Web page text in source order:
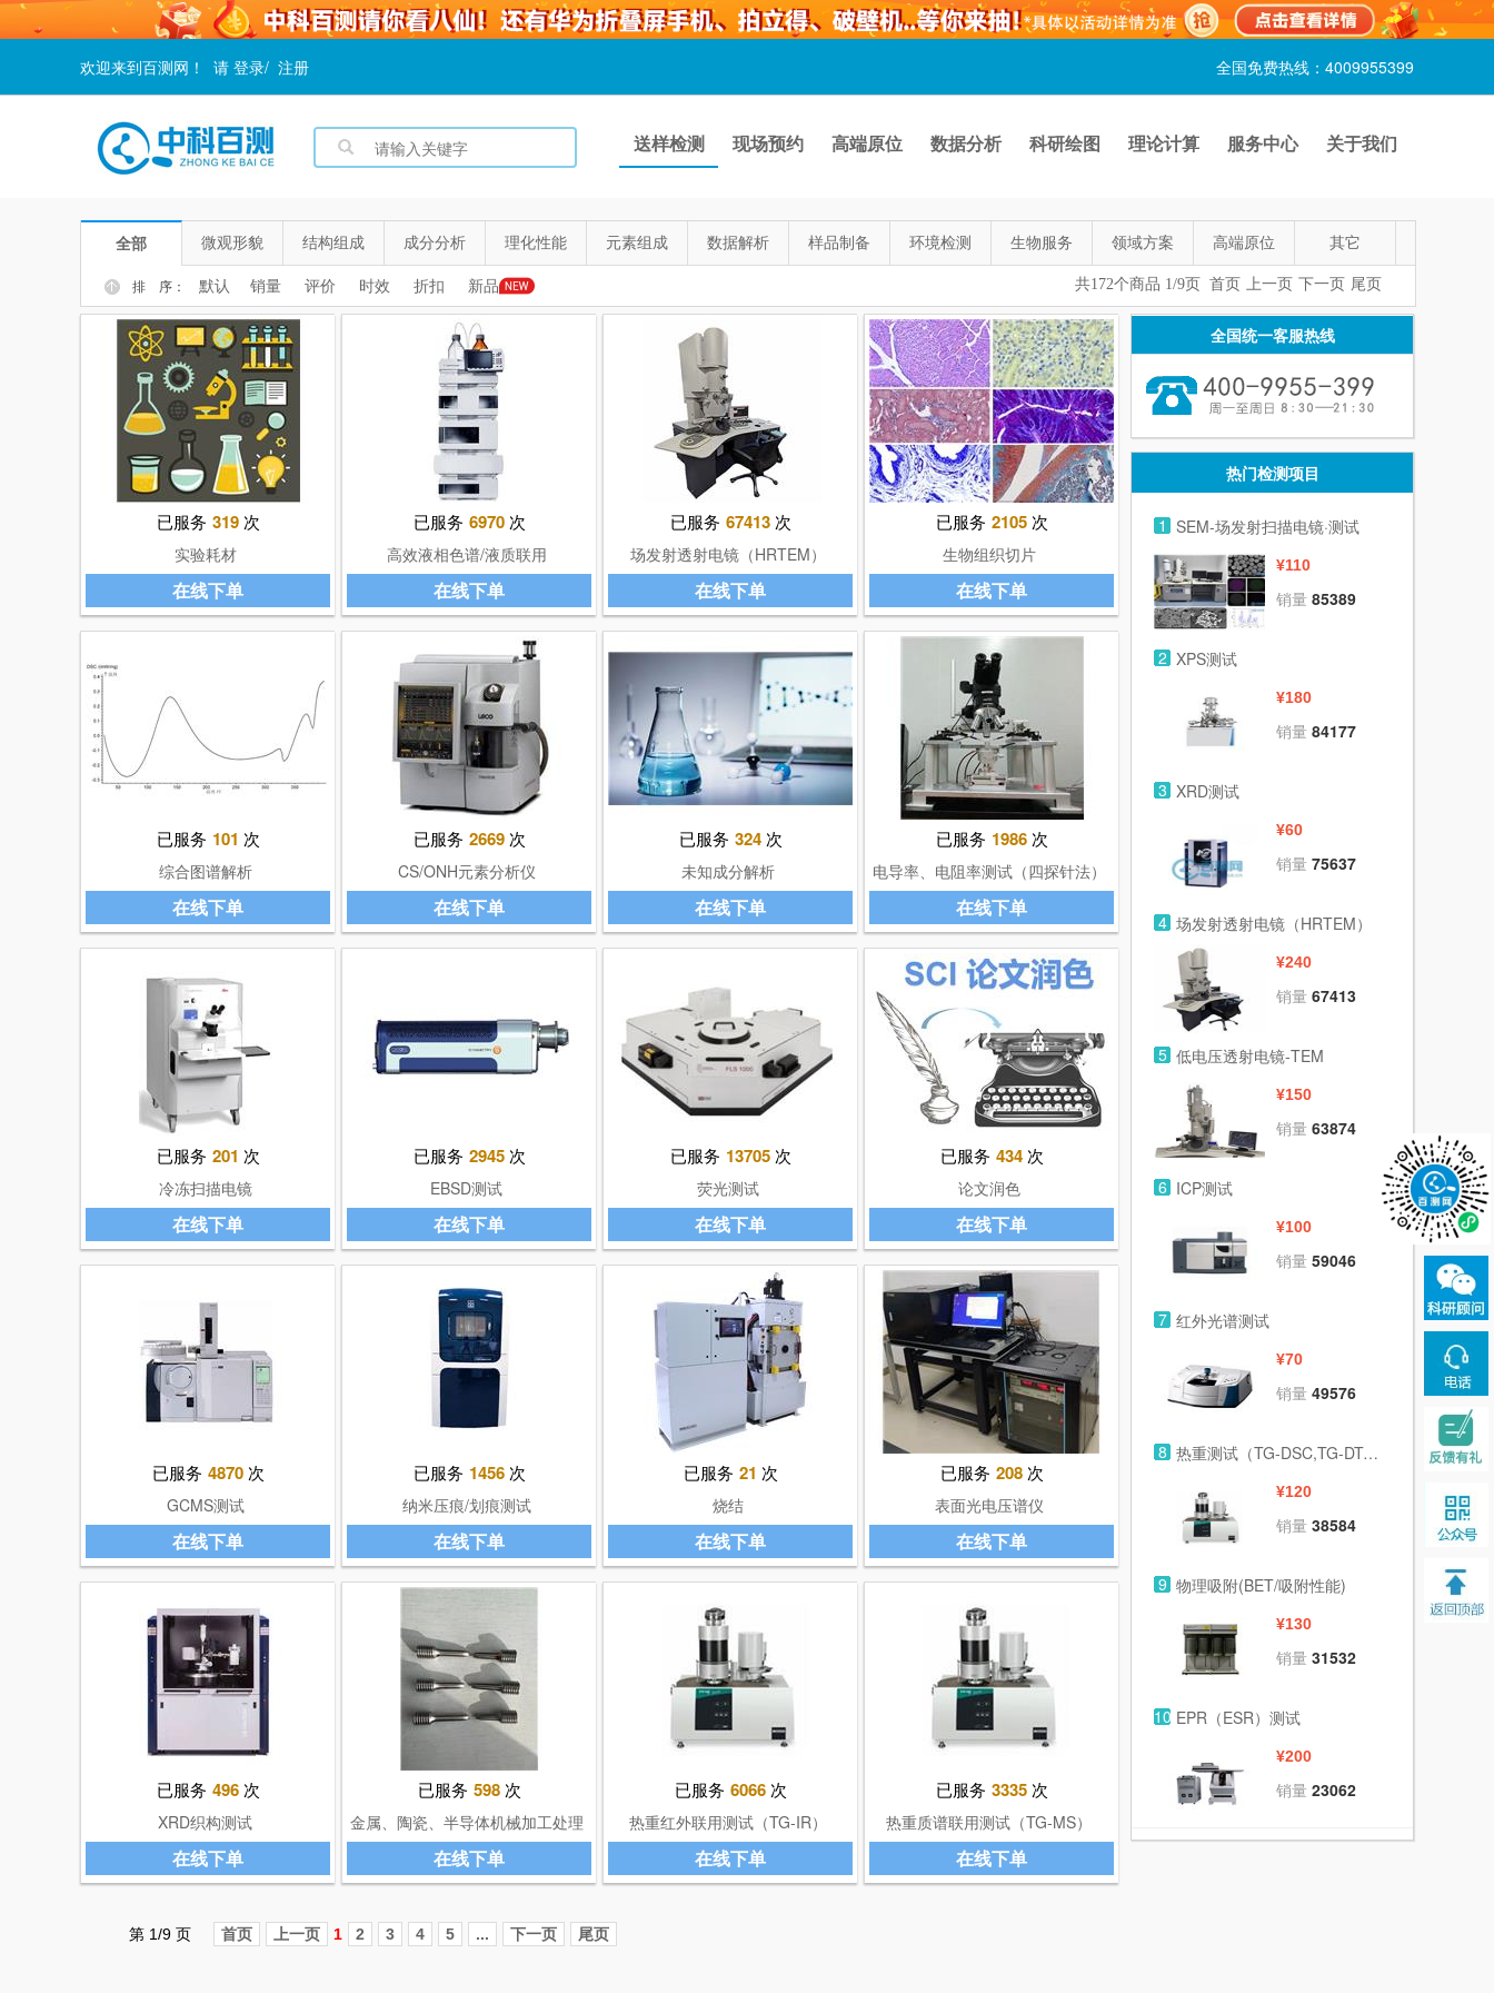
欢迎来到百测网！ 请 登录/ 注册 全国免费热线：4009955399
送样检测 现场预约 高端原位 数据分析 科研绘图 理论计算 服务中心 关于我们
全部 微观形貌 结构组成 成分分析 理化性能 元素组成 数据解析 样品制备 环境检测 生物服务 领域方案 高端原位 其它
排 序： 默认 销量 评价 时效 折扣 新品 共172个商品 1/9页 首页 上一页 下一页 尾页
已服务 319次
实验耗材
在线下单
已服务 6970次
高效液相色谱/液质联用
（HPLC/LCMS）
在线下单
已服务 67413次
场发射透射电镜（HRTEM）
在线下单
已服务 2105次
生物组织切片
在线下单
已服务 101 次
综合图谱解析
在线下单
已服务 2669次
CS/ONH元素分析仪
在线下单
已服务 324次
未知成分解析
在线下单
已服务 1986次
电导率、电阻率测试（四探针法）
在线下单
已服务 201 次
冷冻扫描电镜
在线下单
已服务 2945次
EBSD测试
在线下单
已服务 13705次
荧光测试
在线下单
已服务 434次
论文润色
在线下单
已服务 4870次
GCMS测试
在线下单
已服务 1456次
纳米压痕/划痕测试
在线下单
已服务 21 次
烧结
在线下单
已服务 208次
表面光电压谱仪
在线下单
已服务 496次
XRD织构测试
在线下单
已服务 598次
金属、陶瓷、半导体机械加工处理
在线下单
已服务 6066次
热重红外联用测试（TG-IR）
在线下单
已服务 3335次
热重质谱联用测试（TG-MS）
在线下单
第 1/9 页 首页 上一页 1 2 3 4 5 ... 下一页 尾页
全国统一客服热线
热门检测项目
1 SEM-场发射扫描电镜·测试
¥110
销量 85389
2 XPS测试
¥180
销量 84177
3 XRD测试
¥60
销量 75637
4 场发射透射电镜（HRTEM）
¥240
销量 67413
5 低电压透射电镜-TEM
¥150
销量 63874
6 ICP测试
¥100
销量 59046
7 红外光谱测试
¥70
销量 49576
8 热重测试（TG-DSC,TG-DTA,TG）
¥120
销量 38584
9 物理吸附(BET/吸附性能)
¥130
销量 31532
10 EPR（ESR）测试
¥200
销量 23062